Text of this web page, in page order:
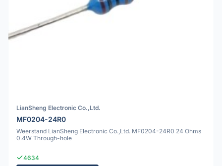
LianSheng Electronic Co.,Ltd.
MF0204-24R0
Weerstand LianSheng Electronic Co.,Ltd. MF0204-24R0 24 Ohms
0.4W Through-hole
4634